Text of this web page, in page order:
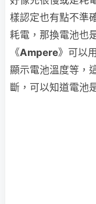
樣認定也有點不準
耗電，那換電池也
《Ampere》可以
顯示電池溫度等，
斷，可以知道電池